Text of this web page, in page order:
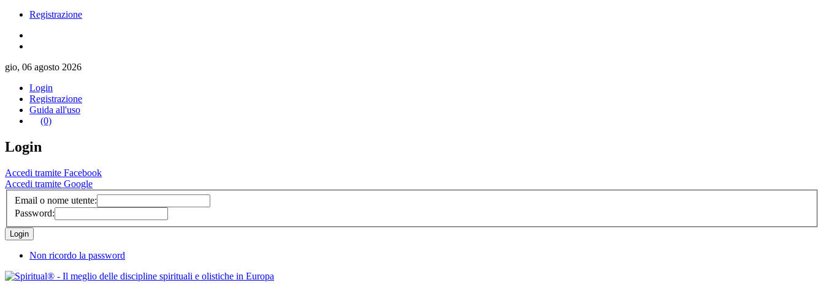
Registrazione
gio, 06 agosto 2026
Login
Registrazione
Guida all'uso
(0)
Login
Accedi tramite Facebook
Accedi tramite Google
Email o nome utente:
Password:
Non ricordo la password